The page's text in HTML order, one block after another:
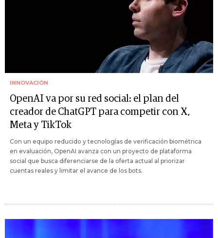
INNOVACIÓN
OpenAI va por su red social: el plan del
creador de ChatGPT para competir con X,
Meta y TikTok
Con un equipo reducido y tecnologías de verificación biométrica
en evaluación, OpenAI avanza con un proyecto de plataforma
social que busca diferenciarse de la oferta actual al priorizar
cuentas reales y limitar el avance de los bots.